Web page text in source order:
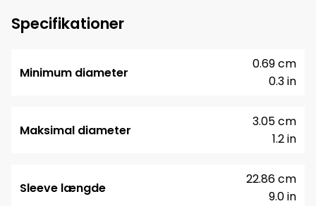
Specifikationer
Minimum diameter
0.3 in
0.69 cm
Maksimal diameter
1.2 in
3.05 cm
Sleeve længde
9.0 in
22.86 cm